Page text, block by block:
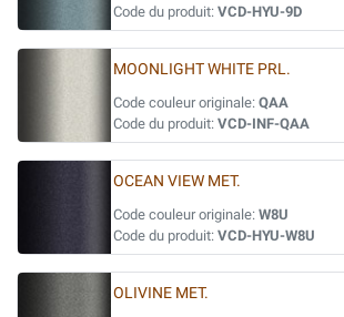
Code du produit: VCD-HYU-9D
MOONLIGHT WHITE PRL.
Code couleur originale: QAA
Code du produit: VCD-INF-QAA
OCEAN VIEW MET.
Code couleur originale: W8U
Code du produit: VCD-HYU-W8U
OLIVINE MET.